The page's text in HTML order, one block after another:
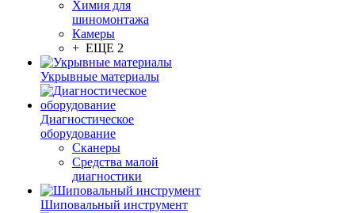
Химия для
шиномонтажа
Камеры
+ ЕЩЕ 2
Укрывные материалы
Диагностическое
оборудование
Сканеры
Средства малой
диагностики
Шиповальный инструмент